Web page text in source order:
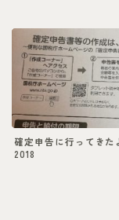
確定申告に行ってきた
2018